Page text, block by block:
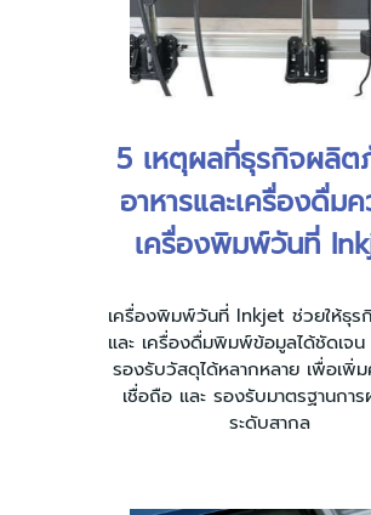
5 เหตุผลที่ธุรกิจผลิ
อาหารและเครื่องดื่มค
เครื่องพิมพ์วันที่
เครื่องพิมพ์วันที่ Inkjet ช่วยให้ธุร
และ เครื่องดื่มพิมพ์ข้อมูลได้ชัดเจน
รองรับวัสดุได้หลากหลาย เพื่อเพิ่ม
เชื่อถือ และ รองรับมาตรฐานกา
ระดับสากล